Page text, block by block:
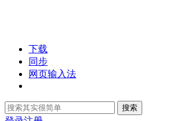
下载
同步
网页输入法
搜索